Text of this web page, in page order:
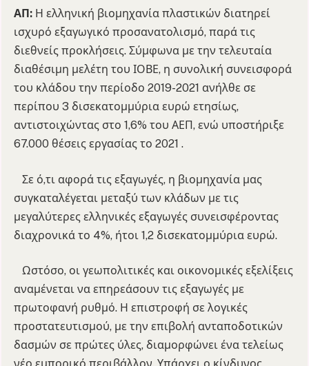
ΑΠ: Η ελληνική βιομηχανία πλαστικών διατηρεί
ισχυρό εξαγωγικό προσανατολισμό, παρά τις
διεθνείς προκλήσεις. Σύμφωνα με την τελευταία
διαθέσιμη μελέτη του ΙΟΒΕ, η συνολική συνεισφορά
του κλάδου την περίοδο 2019-2021 ανήλθε σε
περίπου 3 δισεκατομμύρια ευρώ ετησίως,
αντιστοιχώντας στο 1,6% του ΑΕΠ, ενώ υποστήριξε
67.000 θέσεις εργασίας το 2021 .
Σε ό,τι αφορά τις εξαγωγές, η βιομηχανία μας
συγκαταλέγεται μεταξύ των κλάδων με τις
μεγαλύτερες ελληνικές εξαγωγές συνεισφέροντας
διαχρονικά το 4%, ήτοι 1,2 δισεκατομμύρια ευρώ.
Ωστόσο, οι γεωπολιτικές και οικονομικές εξελίξεις
αναμένεται να επηρεάσουν τις εξαγωγές με
πρωτοφανή ρυθμό. Η επιστροφή σε λογικές
προστατευτισμού, με την επιβολή ανταποδοτικών
δασμών σε πρώτες ύλες, διαμορφώνει ένα τελείως